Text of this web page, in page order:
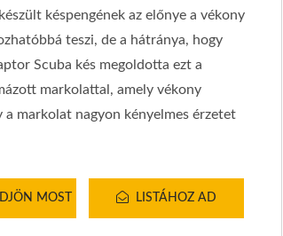
késpengének az előnye a vékony
teszi, de a hátránya, hogy
Scuba kés megoldotta ezt a
markolattal, amely vékony
markolat nagyon kényelmes érzetet
LISTÁHOZ AD
MOST